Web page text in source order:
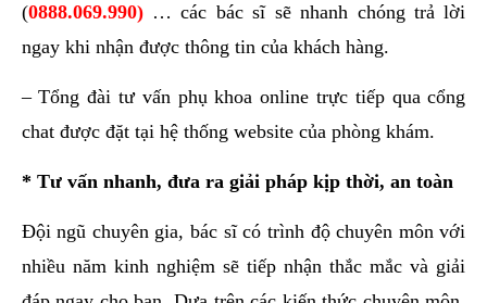
(0888.069.990)… các bác sĩ sẽ nhanh chóng trả lời
ngay khi nhận được thông tin của khách hàng.
– Tổng đài tư vấn phụ khoa online trực tiếp qua cổng
chat được đặt tại hệ thống website của phòng khám.
* Tư vấn nhanh, đưa ra giải pháp kịp thời, an toàn
Đội ngũ chuyên gia, bác sĩ có trình độ chuyên môn với
nhiều năm kinh nghiệm sẽ tiếp nhận thắc mắc và giải